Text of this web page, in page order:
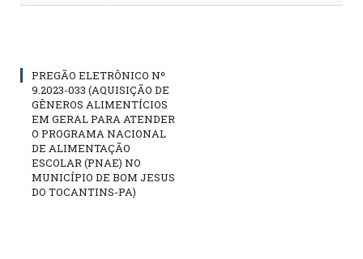
PREGÃO ELETRÔNICO Nº
9.2023-033 (AQUISIÇÃO DE
GÊNEROS ALIMENTÍCIOS
EM GERAL PARA ATENDER
O PROGRAMA NACIONAL
DE ALIMENTAÇÃO
ESCOLAR (PNAE) NO
MUNICÍPIO DE BOM JESUS
DO TOCANTINS-PA)